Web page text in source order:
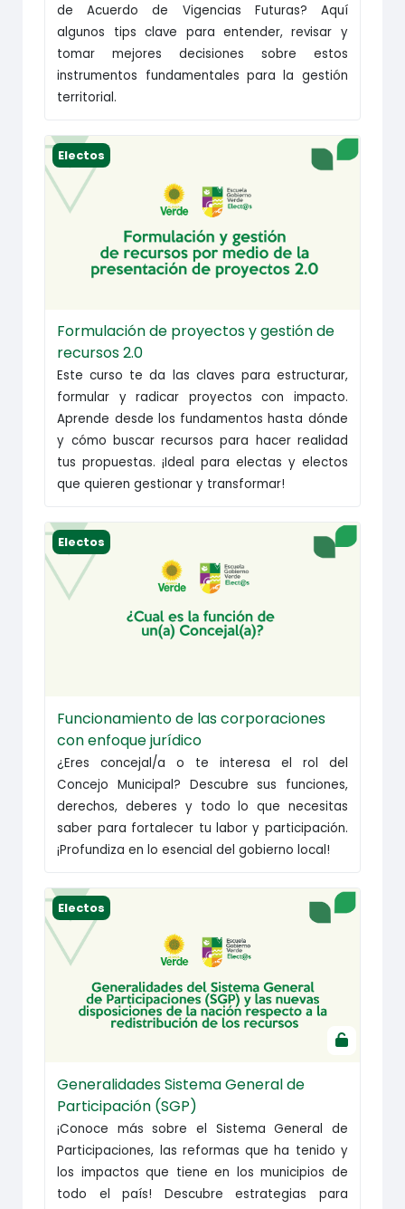
de Acuerdo de Vigencias Futuras? Aquí
algunos tips clave para entender, revisar y
tomar mejores decisiones sobre estos
instrumentos fundamentales para la gestión
territorial.
Formulación de proyectos y gestión de recursos
Electos
Formulación de proyectos y gestión de
recursos 2.0
Este curso te da las claves para estructurar,
formular y radicar proyectos con impacto.
Aprende desde los fundamentos hasta dónde
y cómo buscar recursos para hacer realidad
tus propuestas. ¡Ideal para electas y electos
que quieren gestionar y transformar!
Funcionamiento de las corporaciones con
Electos
Funcionamiento de las corporaciones
con enfoque jurídico
¿Eres concejal/a o te interesa el rol del
Concejo Municipal? Descubre sus funciones,
derechos, deberes y todo lo que necesitas
saber para fortalecer tu labor y participación.
¡Profundiza en lo esencial del gobierno local!
Generalidades Sistema General de Participación
Electos
Generalidades Sistema General de
Participación (SGP)
¡Conoce más sobre el Sistema General de
Participaciones, las reformas que ha tenido y
los impactos que tiene en los municipios de
todo el país! Descubre estrategias para